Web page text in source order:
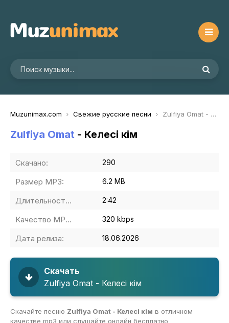
Muzunimax.com Свежие русские песни Zulfiya Omat - Келесі кім
Zulfiya Omat - Келесі кім
Скачано: 290
Размер MP3: 6.2 MB
Длительность MP3: 2:42
Качество MP3: 320 kbps
Дата релиза: 18.06.2026
Скачать
Zulfiya Omat - Келесі кім
Скачайте песню Zulfiya Omat - Келесі кім в отличном
качестве mp3 или слушайте онлайн бесплатно